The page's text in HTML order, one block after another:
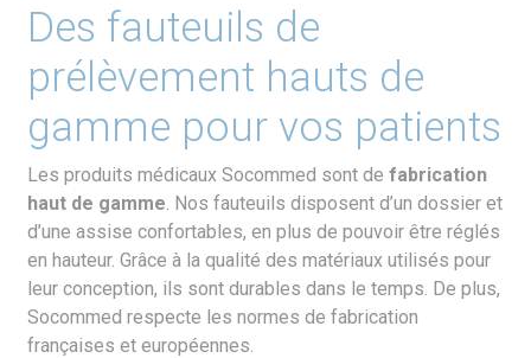
Des fauteuils de
prélèvement hauts de
gamme pour vos patients
Les produits médicaux Socommed sont de fabrication
haut de gamme. Nos fauteuils disposent d’un dossier et
d’une assise confortables, en plus de pouvoir être réglés
en hauteur. Grâce à la qualité des matériaux utilisés pour
leur conception, ils sont durables dans le temps. De plus,
Socommed respecte les normes de fabrication
françaises et européennes.